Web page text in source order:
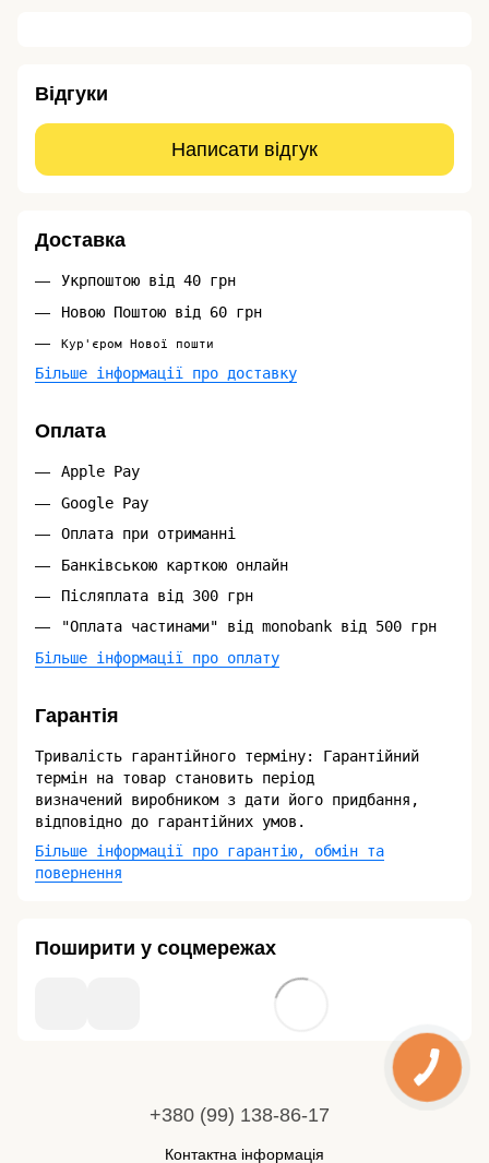
Відгуки
Написати відгук
Доставка
Укрпоштою від 40 грн
Новою Поштою від 60 грн
Кур'єром Нової пошти
Більше інформації про доставку
Оплата
Apple Pay
Google Pay
Оплата при отриманні
Банківською карткою онлайн
Післяплата від 300 грн
"Оплата частинами" від monobank від 500 грн
Більше інформації про оплату
Гарантія
Тривалість гарантійного терміну: Гарантійний
термін на товар становить період
визначений виробником з дати його придбання,
відповідно до гарантійних умов.
Більше інформації про гарантію, обмін та
повернення
Поширити у соцмережах
+380 (99) 138-86-17
Контактна інформація